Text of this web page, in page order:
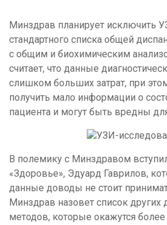
Минздрав планирует исключить
стандартного списка общей
с общим и биохимическим
считает, что данные
слишком больших затрат, при
получить мало информации о
пациента и могут быть вредны
В полемику с Минздравом
«Здоровье», Эдуард Гаврилов,
данные доводы не стоит
Минздрав назовет список других
методов, которые окажутся